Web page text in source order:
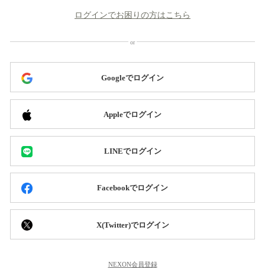
ログインでお困りの方はこちら
Googleでログイン
Appleでログイン
LINEでログイン
Facebookでログイン
X(Twitter)でログイン
NEXON会員登録